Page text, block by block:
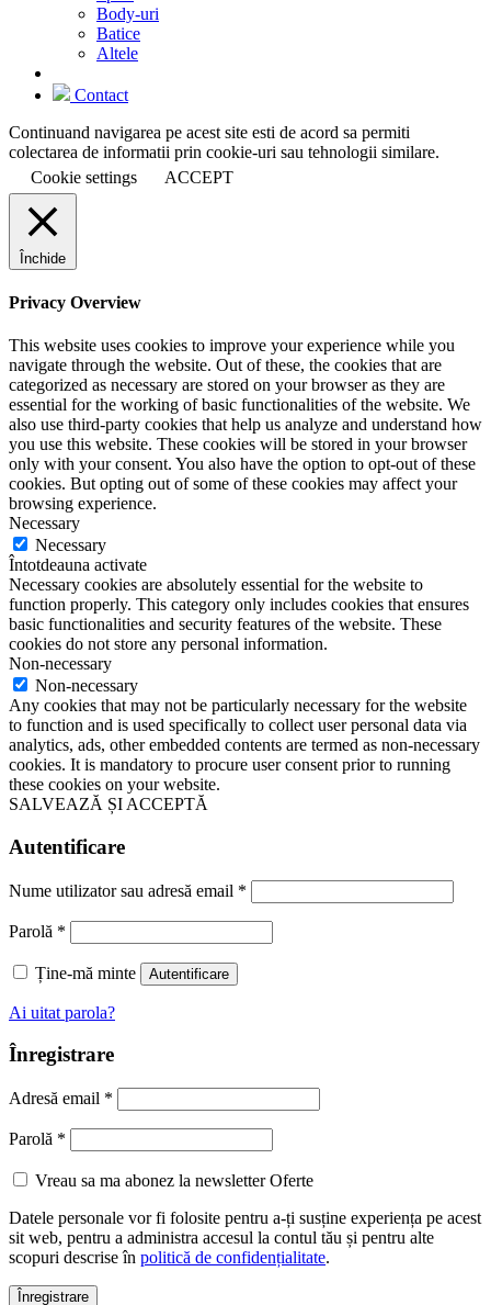
Body-uri
Batice
Altele
Contact
Continuand navigarea pe acest site esti de acord sa permiti
colectarea de informatii prin cookie-uri sau tehnologii similare.
Cookie settings
ACCEPT
Închide
Privacy Overview
This website uses cookies to improve your experience while you
navigate through the website. Out of these, the cookies that are
categorized as necessary are stored on your browser as they are
essential for the working of basic functionalities of the website. We
also use third-party cookies that help us analyze and understand how
you use this website. These cookies will be stored in your browser
only with your consent. You also have the option to opt-out of these
cookies. But opting out of some of these cookies may affect your
browsing experience.
Necessary
Necessary
Întotdeauna activate
Necessary cookies are absolutely essential for the website to
function properly. This category only includes cookies that ensures
basic functionalities and security features of the website. These
cookies do not store any personal information.
Non-necessary
Non-necessary
Any cookies that may not be particularly necessary for the website
to function and is used specifically to collect user personal data via
analytics, ads, other embedded contents are termed as non-necessary
cookies. It is mandatory to procure user consent prior to running
these cookies on your website.
SALVEAZĂ ȘI ACCEPTĂ
Autentificare
Nume utilizator sau adresă email *
Parolă *
Ține-mă minte Autentificare
Ai uitat parola?
Înregistrare
Adresă email *
Parolă *
Vreau sa ma abonez la newsletter Oferte
Datele personale vor fi folosite pentru a-ți susține experiența pe acest
sit web, pentru a administra accesul la contul tău și pentru alte
scopuri descrise în politică de confidențialitate.
Înregistrare